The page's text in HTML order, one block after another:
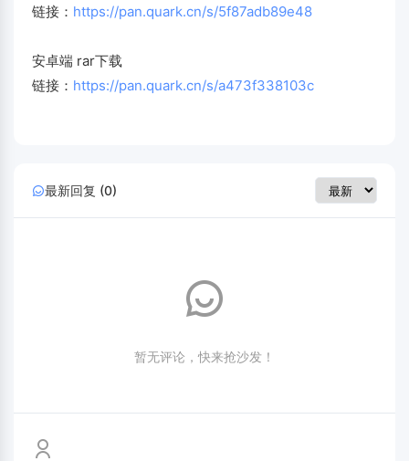
链接： https://pan.quark.cn/s/5f87adb89e48
安卓端 rar下载
链接： https://pan.quark.cn/s/a473f338103c
最新回复 (0)
暂无评论，快来抢沙发！